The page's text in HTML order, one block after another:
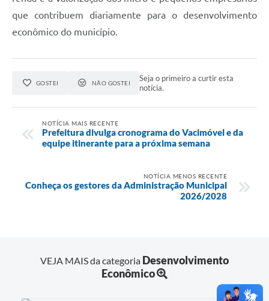
que contribuem diariamente para o desenvolvimento
econômico do município.
GOSTEI NÃO GOSTEI
Seja o primeiro a curtir esta
notícia.
NOTÍCIA MAIS RECENTE
Prefeitura divulga cronograma do Vacimóvel e da
equipe itinerante para a próxima semana
NOTÍCIA MENOS RECENTE
Conheça os gestores da Administração Municipal
2026/2028
VEJA MAIS da categoria Desenvolvimento
Econômico